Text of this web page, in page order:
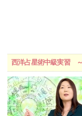
西洋占星術中級実習